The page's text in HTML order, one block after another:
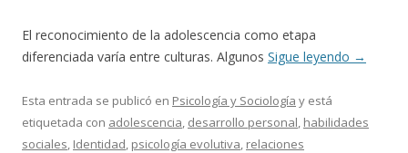
El reconocimiento de la adolescencia como etapa
diferenciada varía entre culturas. Algunos Sigue leyendo →
Esta entrada se publicó en Psicología y Sociología y está
etiquetada con adolescencia, desarrollo personal, habilidades
sociales, Identidad, psicología evolutiva, relaciones